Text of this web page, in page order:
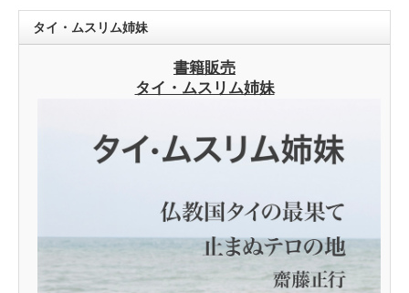
タイ・ムスリム姉妹
書籍販売
タイ・ムスリム姉妹